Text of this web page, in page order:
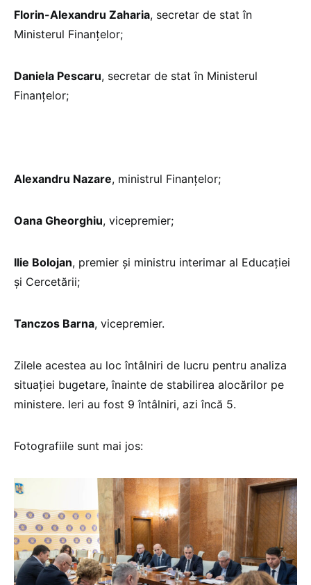
Florin-Alexandru Zaharia, secretar de stat în
Ministerul Finanțelor;
Daniela Pescaru, secretar de stat în Ministerul
Finanțelor;
Alexandru Nazare, ministrul Finanțelor;
Oana Gheorghiu, vicepremier;
Ilie Bolojan, premier și ministru interimar al Educației
și Cercetării;
Tanczos Barna, vicepremier.
Zilele acestea au loc întâlniri de lucru pentru analiza
situației bugetare, înainte de stabilirea alocărilor pe
ministere. Ieri au fost 9 întâlniri, azi încă 5.
Fotografiile sunt mai jos: